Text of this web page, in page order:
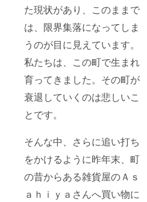
た現状があり、このままで
は、限界集落になってしま
うのが目に見えています。
私たちは、この町で生まれ
育ってきました。その町が
衰退していくのは悲しいこ
とです。
そんな中、さらに追い打ち
をかけるように昨年末、町
の昔からある雑貨屋のＡｓ
ａｈｉｙａさんへ買い物に